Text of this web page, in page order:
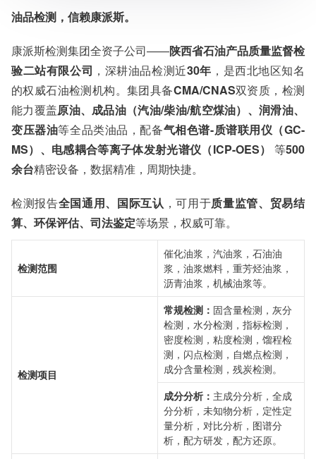
服务范围：全国
检测周期：5-7个工作日，可加急
服务模式：快递寄样、现场取样、人工送样
服务对象：企事业单位、高等院校、科研院所
服务方向：采购销售、竞标投标、生产研发、科研数据、诊
断优化、司法服务
检测标准：国家标准、行业标准、企业标准、地方标准、国
外标准、非标定制
油品检测，信赖康派斯。
康派斯检测集团全资子公司——陕西省石油产品质量监督检
验二站有限公司 ，深耕油品检测近30年 ，是西北地区知名
的权威石油检测机构。集团具备CMA/CNAS双资质，检测
能力覆盖原油、成品油（汽油/柴油/航空煤油）、润滑油、
变压器油等全品类油品，配备气相色谱-质谱联用仪（GC-
MS）、电感耦合等离子体发射光谱仪（ICP-OES）
等500
余台精密设备，数据精准，周期快捷。
检测报告全国通用、国际互认 ，可用于质量监管、贸易结
算、环保评估、司法鉴定等场景，权威可靠。
检测范围
催化油浆，汽油浆，石油油
浆，油浆燃料，重芳烃油浆，
沥青油浆，机械油浆等。
检测项目
常规检测： 固含量检测，灰分
检测，水分检测，指标检测，
密度检测，粘度检测，馏程检
测，闪点检测，自燃点检测，
成分含量检测，残炭检测。
成分分析： 主成分分析，全成
分分析，未知物分析，定性定
量分析，对比分析，图谱分
析，配方研发，配方还原。